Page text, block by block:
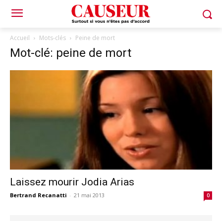
Accueil Mots-clés Peine de mort
Mot-clé: peine de mort
Laissez mourir Jodia Arias
Bertrand Recanatti - 21 mai 2013 0